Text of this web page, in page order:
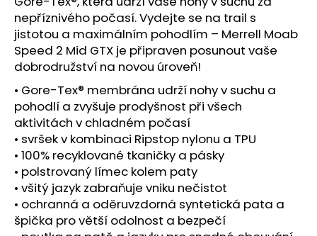
nepříznivého počasí. Vydejte se na trail s
jistotou a maximálním pohodlím – Merrell Moab
Speed 2 Mid GTX je připraven posunout vaše
dobrodružství na novou úroveň!
• Gore-Tex® membrána udrží nohy v suchu a
pohodlí a zvyšuje prodyšnost při všech
aktivitách v chladném počasí
• svršek v kombinaci Ripstop nylonu a TPU
• 100% recyklované tkaničky a pásky
• polstrovaný límec kolem paty
• všitý jazyk zabraňuje vniku nečistot
• ochranná a oděruvzdorná syntetická pata a
špička pro větší odolnost a bezpečí
SAUCONY
TRIUMPH
24
QUARTZ/EGGPLANT
4
699
Kč